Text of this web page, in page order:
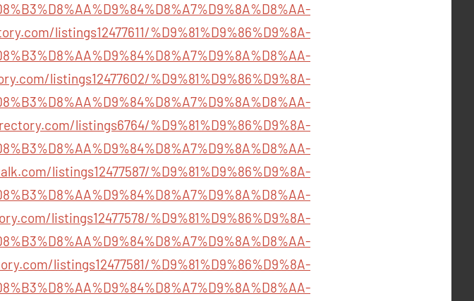
listings12477611/%D9%81%D9%86%D9%8A-
listings12477602/%D9%81%D9%86%D9%8A-
listings6764/%D9%81%D9%86%D9%8A-
listings12477587/%D9%81%D9%86%D9%8A-
listings12477578/%D9%81%D9%86%D9%8A-
listings12477581/%D9%81%D9%86%D9%8A-